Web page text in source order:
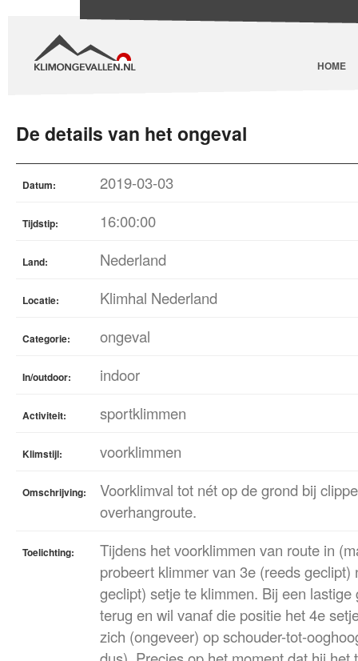
HOME
De details van het ongeval
Datum: 2019-03-03
Tijdstip: 16:00:00
Land: Nederland
Locatie: Klimhal Nederland
Categorie: ongeval
In/outdoor: indoor
Activiteit: sportklimmen
Klimstijl: voorklimmen
Omschrijving:
Voorklimval tot nét op de grond bij
overhangroute.
Toelichting:
Tijdens het voorklimmen van route in
probeert klimmer van 3e (reeds geclipt)
geclipt) setje te klimmen. Bij een
terug en wil vanaf die positie het 4e
zich (ongeveer) op schouder-tot-